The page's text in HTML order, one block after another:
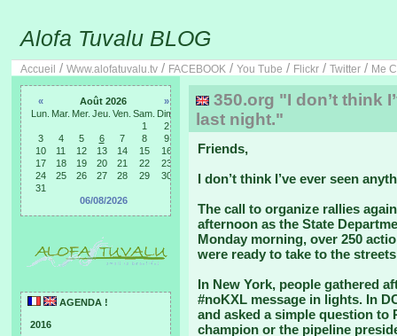
Alofa Tuvalu BLOG
Accueil / Www.alofatuvalu.tv / FACEBOOK / You Tube / Flickr / Twitter / Me
« Août 2026
»
Lun. Mar. Mer. Jeu. Ven. Sam. Dim.
1
2
3
4 5 6 7 8
9
10
11 12 13 14 15
16
17
18 19 20 21 22
23
24
25 26 27 28 29
30
31
06/08/2026
AGENDA !
2016
350.org "I don’t think
last night."
Friends,
I don’t think I’ve ever seen
The call to organize rallies
afternoon as the State
Monday morning, over 250
were ready to take to the
In New York, people gathered
#noKXL message in lights. In
and asked a simple question to
champion or the pipeline